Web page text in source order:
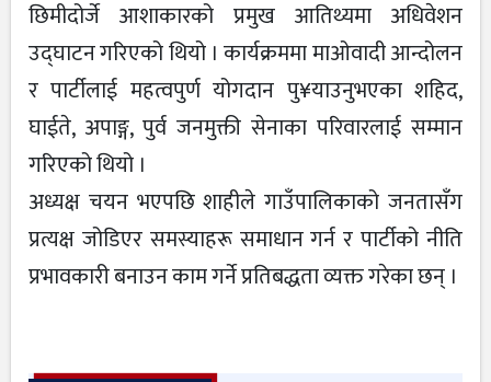
छिमीदोर्जे आशाकारको प्रमुख आतिथ्यमा अधिवेशन
उद्घाटन गरिएको थियो । कार्यक्रममा माओवादी आन्दोलन
र पार्टीलाई महत्वपुर्ण योगदान पु¥याउनुभएका शहिद,
घाईते, अपाङ्ग, पुर्व जनमुक्ती सेनाका परिवारलाई सम्मान
गरिएको थियो ।
अध्यक्ष चयन भएपछि शाहीले गाउँपालिकाको जनतासँग
प्रत्यक्ष जोडिएर समस्याहरू समाधान गर्न र पार्टीको नीति
प्रभावकारी बनाउन काम गर्ने प्रतिबद्धता व्यक्त गरेका छन् ।